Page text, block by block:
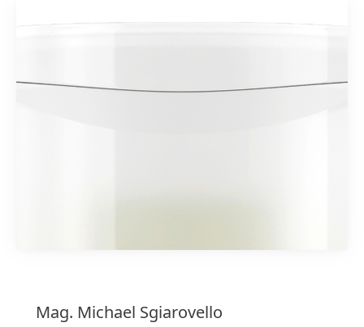
Mag. Michael Sgiarovello